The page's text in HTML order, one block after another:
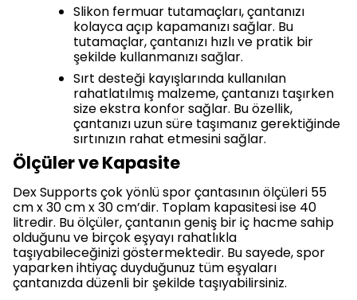
Slikon fermuar tutamaçları, çantanızı
kolayca açıp kapamanızı sağlar. Bu
tutamaçlar, çantanızı hızlı ve pratik bir
şekilde kullanmanızı sağlar.
Sırt desteği kayışlarında kullanılan
rahatlatılmış malzeme, çantanızı taşırken
size ekstra konfor sağlar. Bu özellik,
çantanızı uzun süre taşımanız gerektiğinde
sırtınızın rahat etmesini sağlar.
Ölçüler ve Kapasite
Dex Supports çok yönlü spor çantasının ölçüleri 55
cm x 30 cm x 30 cm’dir. Toplam kapasitesi ise 40
litredir. Bu ölçüler, çantanın geniş bir iç hacme sahip
olduğunu ve birçok eşyayı rahatlıkla
taşıyabileceğinizi göstermektedir. Bu sayede, spor
yaparken ihtiyaç duyduğunuz tüm eşyaları
çantanızda düzenli bir şekilde taşıyabilirsiniz.